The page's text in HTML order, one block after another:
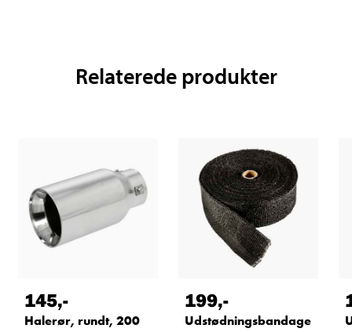
Relaterede produkter
145,-
Halerør, rundt, 200
199,-
Udstødningsbandage